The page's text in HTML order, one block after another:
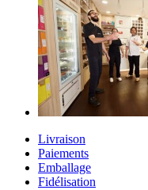
Livraison
Paiements
Emballage
Fidélisation